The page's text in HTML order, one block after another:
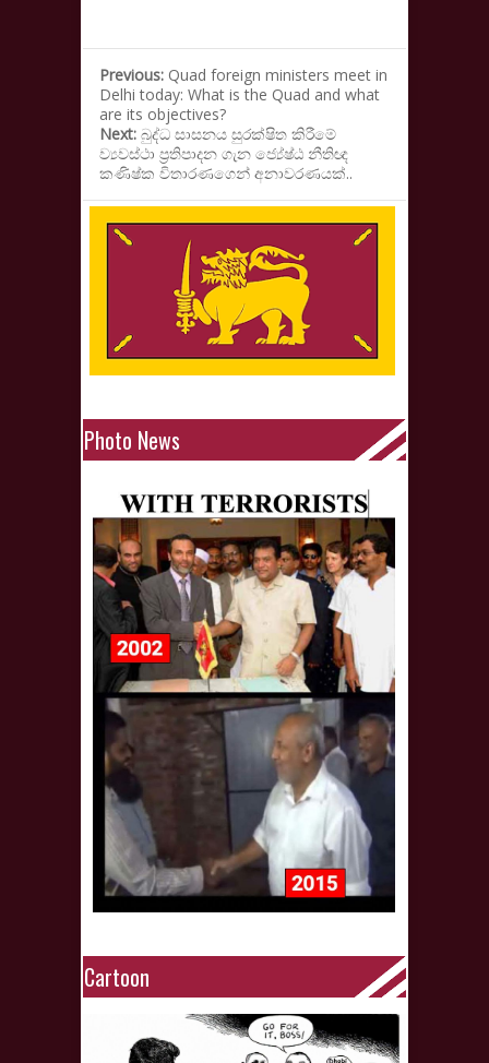
Previous: Quad foreign ministers meet in
Delhi today: What is the Quad and what
are its objectives?
Next: බුද්ධ සාසනය සුරක්ෂිත කිරීමේ
ව්‍යවස්ථා ප්‍රතිපාදන ගැන ජ්‍යේෂ්ඨ නීතිඥ
කණිෂ්ක විතාරණගෙන් අනාවරණයක්..
Photo News
Cartoon